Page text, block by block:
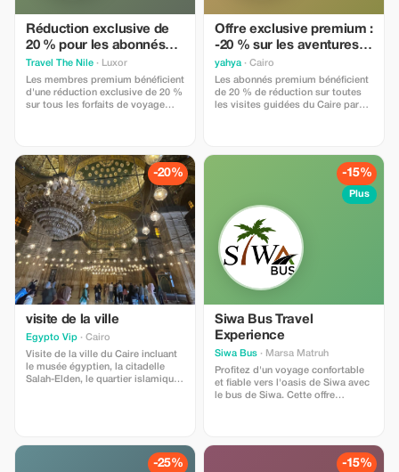
touristes vont l'adorer : Profitez
d'une expérience privée et
immersive explorant les
monuments les plus
emblématiques de l'Égypte.
Prenez des photos incroyables,
apprenez une histoire fascinante
grâce à notre guide expert et
montez à dos de chameau pour
Réduction exclusive de
20 % pour les abonnés
premium
Travel The Nile · Luxor
Les membres premium bénéficient
d'une réduction exclusive de 20 %
sur tous les forfaits de voyage
The Nile.
Offre exclusive premium :
-20 % sur les aventures
au Caire
yahya · Cairo
Les abonnés premium bénéficient
de 20 % de réduction sur toutes
les visites guidées du Caire par
exclusives pour des voyages
-20%
visite de la ville
Egypto Vip · Cairo
Visite de la ville du Caire incluant
le musée égyptien, la citadelle
Salah-Elden, le quartier islamique,
-15%
Plus
Siwa Bus Travel
Experience
Siwa Bus · Marsa Matruh
Profitez d'un voyage confortable
et fiable vers l'oasis de Siwa avec
le bus de Siwa. Cette offre
départs réguliers et des chauffeurs
garantit des prix abordables, des
-25% -15%